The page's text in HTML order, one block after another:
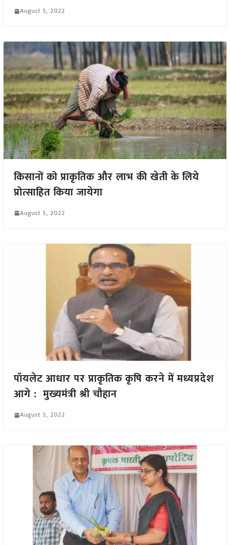
August 5, 2022
किसानों को प्राकृतिक और लाभ की खेती के लिये
प्रोत्साहित किया जायेगा
August 5, 2022
पॉयलेट आधार पर प्राकृतिक कृषि करने में मध्यप्रदेश
आगे : मुख्यमंत्री श्री चौहान
August 5, 2022